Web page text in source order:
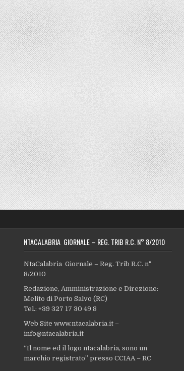
NTACALABRIA GIORNALE – REG. TRIB R.C. N° 8/2010
NtaCalabria Giornale – Reg. Trib R.C. n°
8/2010
Redazione, Amministrazione e Direzione:
Melito di Porto Salvo (RC)
Tel.: +39 327 17 30 49 8
Web Site www.ntacalabria.it –
info@ntacalabria.it
“Il nome ed il logo ntacalabria, sono un
marchio registrato” presso CCIAA – RC